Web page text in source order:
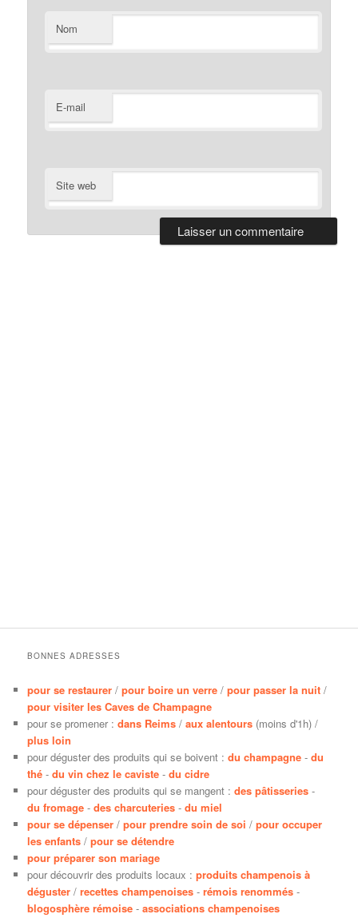
Nom
E-mail
Site web
BONNES ADRESSES
pour se restaurer /pour boire un verre /pour passer la nuit /
pour visiter les Caves de Champagne
pour se promener :dans Reims /aux alentours (moins d'1h) /
plus loin
pour déguster des produits qui se boivent :du champagne -du
thé -du vin chez le caviste -du cidre
pour déguster des produits qui se mangent :des pâtisseries -
du fromage -des charcuteries -du miel
pour se dépenser /pour prendre soin de soi /pour occuper
les enfants /pour se détendre
pour préparer son mariage
pour découvrir des produits locaux :produits champenois à
déguster /recettes champenoises -rémois renommés -
blogosphère rémoise -associations champenoises